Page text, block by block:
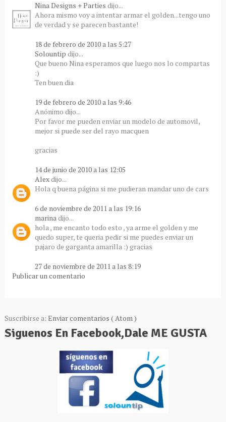
Nina Designs + Parties dijo...
Ahora mismo voy a intentar armar el golden...tengo uno
de verdad y se parecen bastante!
18 de febrero de 2010 a las 5:27
Solountip dijo...
Que bueno Nina esperamos que luego nos lo compartas
:)
Ten buen dia
19 de febrero de 2010 a las 9:46
Anónimo dijo...
Por favor me pueden enviar un modelo de automovil,
mejor si puede ser del rayo macquen
gracias
14 de junio de 2010 a las 12:05
Alexdijo...
Hola q buena página si me pudieran mandar uno de cars
6 de noviembre de 2011 a las 19:16
marinadijo...
hola , me encanto todo esto , ya arme el golden y me
quedo super, te queria pedir si me puedes enviar un
pajaro de garganta amarilla :) gracias
27 de noviembre de 2011 a las 8:19
Publicar un comentario
Suscribirse a: Enviar comentarios ( Atom )
Siguenos En Facebook,Dale ME GUSTA